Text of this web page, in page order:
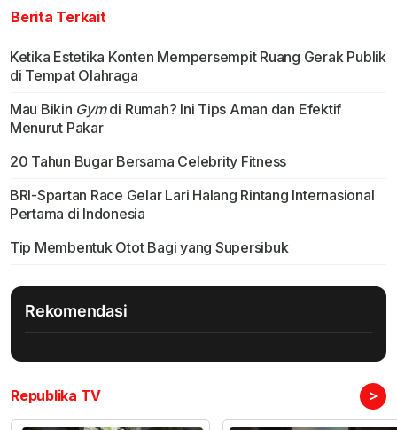
Berita Terkait
Ketika Estetika Konten Mempersempit Ruang Gerak Publik
di Tempat Olahraga
Mau Bikin Gymdi Rumah? Ini Tips Aman dan Efektif
Menurut Pakar
20 Tahun Bugar Bersama Celebrity Fitness
BRI-Spartan Race Gelar Lari Halang Rintang Internasional
Pertama di Indonesia
Tip Membentuk Otot Bagi yang Supersibuk
Rekomendasi
Republika TV >